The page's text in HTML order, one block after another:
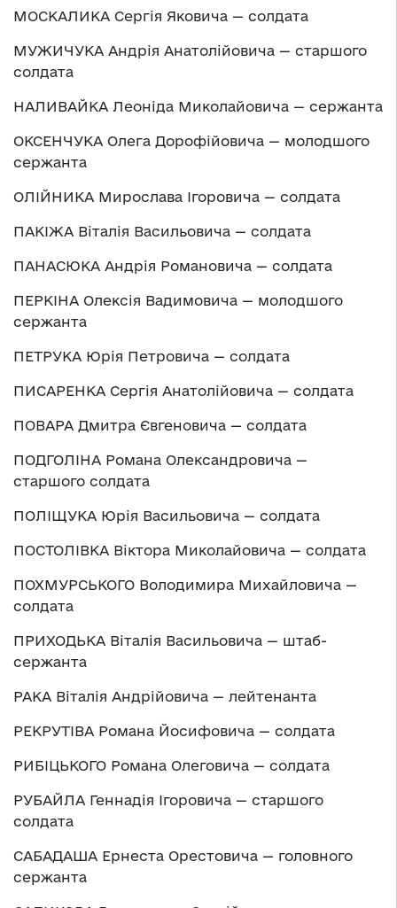
МОСКАЛИКА Сергія Яковича — солдата
МУЖИЧУКА Андрія Анатолійовича — старшого
солдата
НАЛИВАЙКА Леоніда Миколайовича — сержанта
ОКСЕНЧУКА Олега Дорофійовича — молодшого
сержанта
ОЛІЙНИКА Мирослава Ігоровича — солдата
ПАКІЖА Віталія Васильовича — солдата
ПАНАСЮКА Андрія Романовича — солдата
ПЕРКІНА Олексія Вадимовича — молодшого
сержанта
ПЕТРУКА Юрія Петровича — солдата
ПИСАРЕНКА Сергія Анатолійовича — солдата
ПОВАРА Дмитра Євгеновича — солдата
ПОДГОЛІНА Романа Олександровича —
старшого солдата
ПОЛІЩУКА Юрія Васильовича — солдата
ПОСТОЛІВКА Віктора Миколайовича — солдата
ПОХМУРСЬКОГО Володимира Михайловича —
солдата
ПРИХОДЬКА Віталія Васильовича — штаб-
сержанта
РАКА Віталія Андрійовича — лейтенанта
РЕКРУТІВА Романа Йосифовича — солдата
РИБІЦЬКОГО Романа Олеговича — солдата
РУБАЙЛА Геннадія Ігоровича — старшого
солдата
САБАДАША Ернеста Орестовича — головного
сержанта